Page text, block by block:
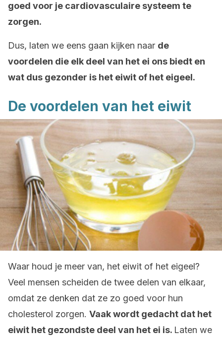
goed voor je cardiovasculaire systeem te
zorgen.
Dus, laten we eens gaan kijken naar de
voordelen die elk deel van het ei ons biedt en
wat dus gezonder is het eiwit of het eigeel.
De voordelen van het eiwit
Waar houd je meer van, het eiwit of het eigeel?
Veel mensen scheiden de twee delen van elkaar,
omdat ze denken dat ze zo goed voor hun
cholesterol zorgen. Vaak wordt gedacht dat het
eiwit het gezondste deel van het ei is. Laten we